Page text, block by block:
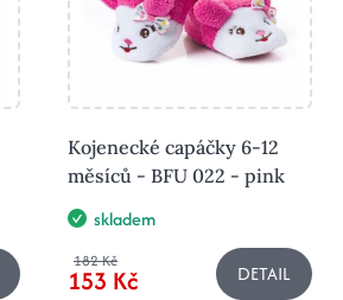
Kojenecké capáčky 6-12
měsíců - BFU 022 - pink
skladem
182 Kč
153 Kč DETAIL